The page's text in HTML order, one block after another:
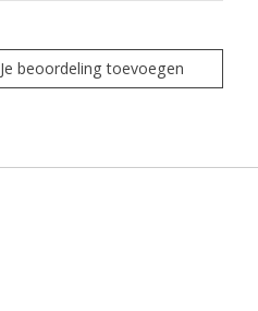
Je beoordeling toevoegen